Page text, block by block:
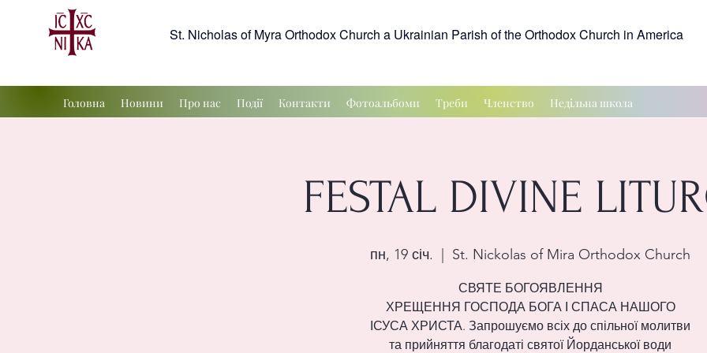
St. Nicholas of Myra Orthodox Church a Ukrainian Parish of the Orthodox Church in America
Головна Новини Про нас Події Контакти Фотоальбоми Треби Членство Недільна школа
FESTAL DIVINE
пн, 19 січ. St. Nickolas of Mira Orthodox Church
СВЯТЕ БОГОЯВЛЕННЯ
ХРЕЩЕННЯ ГОСПОДА БОГА І СПАСА НАШОГО
ІСУСА ХРИСТА. Запрошуємо всіх до спільної молитви
та прийняття благодаті святої Йорданської води